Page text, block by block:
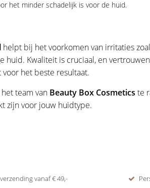
het minder schadelijk is voor de huid.
helpt bij het voorkomen van irritaties
Kwaliteit is cruciaal, en
voor het beste resultaat.
team van Beauty Box Cosmetics te
zijn voor jouw huidtype.
vanaf € 49,-